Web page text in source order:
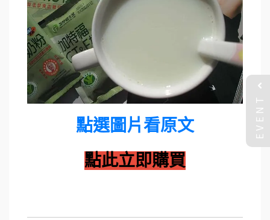
點選圖片看原文
點此立即購買
EVENT